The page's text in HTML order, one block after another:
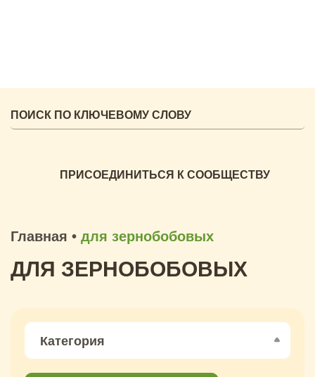
ПРИСОЕДИНИТЬСЯ К СООБЩЕСТВУ
Главная • для зернобобовых
ДЛЯ ЗЕРНОБОБОВЫХ
Категория